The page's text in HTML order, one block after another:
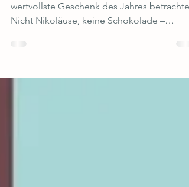
Was wäre, wenn wir Neugier als das
wertvollste Geschenk des Jahres